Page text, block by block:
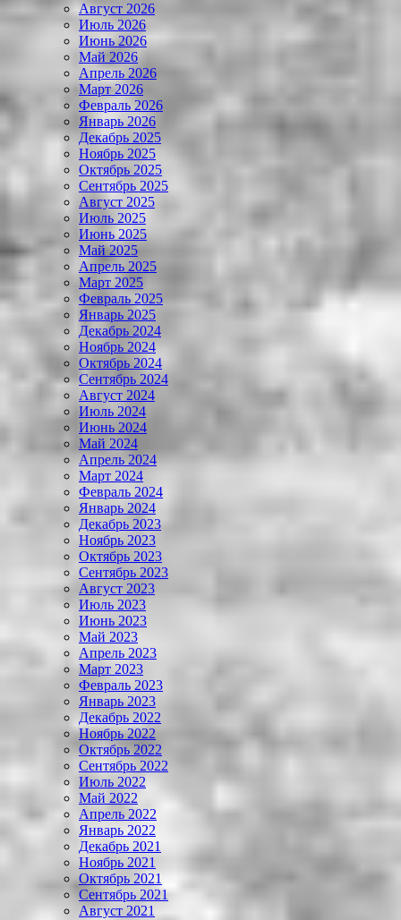
Август 2026
Июль 2026
Июнь 2026
Май 2026
Апрель 2026
Март 2026
Февраль 2026
Январь 2026
Декабрь 2025
Ноябрь 2025
Октябрь 2025
Сентябрь 2025
Август 2025
Июль 2025
Июнь 2025
Май 2025
Апрель 2025
Март 2025
Февраль 2025
Январь 2025
Декабрь 2024
Ноябрь 2024
Октябрь 2024
Сентябрь 2024
Август 2024
Июль 2024
Июнь 2024
Май 2024
Апрель 2024
Март 2024
Февраль 2024
Январь 2024
Декабрь 2023
Ноябрь 2023
Октябрь 2023
Сентябрь 2023
Август 2023
Июль 2023
Июнь 2023
Май 2023
Апрель 2023
Март 2023
Февраль 2023
Январь 2023
Декабрь 2022
Ноябрь 2022
Октябрь 2022
Сентябрь 2022
Июль 2022
Май 2022
Апрель 2022
Январь 2022
Декабрь 2021
Ноябрь 2021
Октябрь 2021
Сентябрь 2021
Август 2021